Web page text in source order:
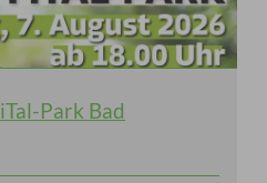
Park Bad